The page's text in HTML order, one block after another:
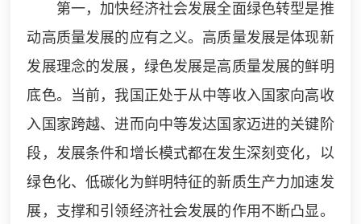
第一，加快经济社会发展全面绿色转型是推
动高质量发展的应有之义。高质量发展是体现新
发展理念的发展，绿色发展是高质量发展的鲜明
底色。当前，我国正处于从中等收入国家向高收
入国家跨越、进而向中等发达国家迈进的关键阶
段，发展条件和增长模式都在发生深刻变化，以
绿色化、低碳化为鲜明特征的新质生产力加速发
展，支撑和引领经济社会发展的作用不断凸显。